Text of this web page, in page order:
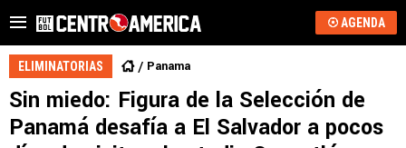
AGENDA
ELIMINATORIAS Panama
Sin miedo: Figura de la Selección de
Panamá desafía a El Salvador a pocos